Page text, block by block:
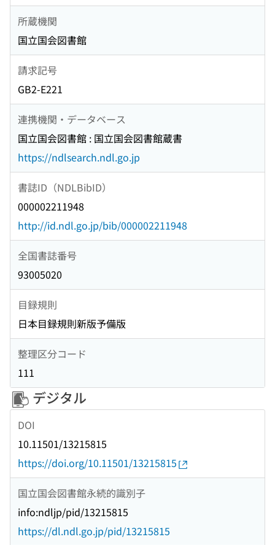
所蔵機関
国立国会図書館
請求記号
GB2-E221
連携機関・データベース
国立国会図書館 : 国立国会図書館蔵書
https://ndlsearch.ndl.go.jp
書誌ID（NDLBibID）
000002211948
http://id.ndl.go.jp/bib/000002211948
全国書誌番号
93005020
目録規則
日本目録規則新版予備版
整理区分コード
111
デジタル
DOI
10.11501/13215815
https://doi.org/10.11501/13215815
国立国会図書館永続的識別子
info:ndljp/pid/13215815
https://dl.ndl.go.jp/pid/13215815